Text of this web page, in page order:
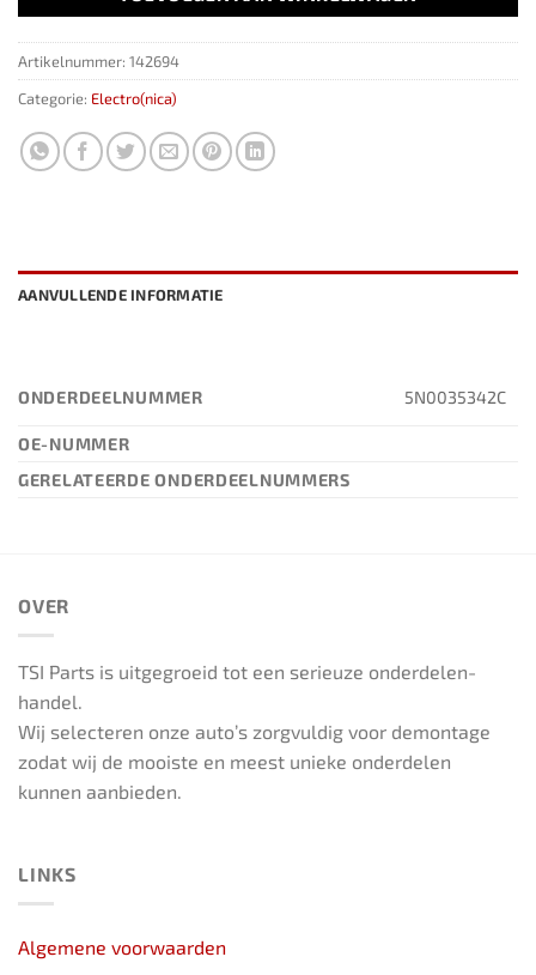
Artikelnummer: 142694
Categorie: Electro(nica)
AANVULLENDE INFORMATIE
ONDERDEELNUMMER 5N0035342C
OE-NUMMER
GERELATEERDE ONDERDEELNUMMERS
OVER
TSI Parts is uitgegroeid tot een serieuze onderdelen-
handel.
Wij selecteren onze auto’s zorgvuldig voor demontage
zodat wij de mooiste en meest unieke onderdelen
kunnen aanbieden.
LINKS
Algemene voorwaarden